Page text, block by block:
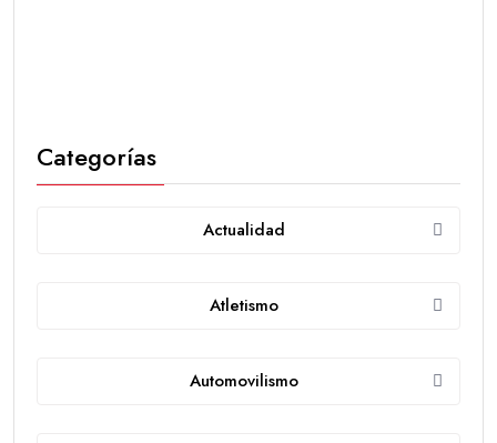
Categorías
Actualidad
Atletismo
Automovilismo